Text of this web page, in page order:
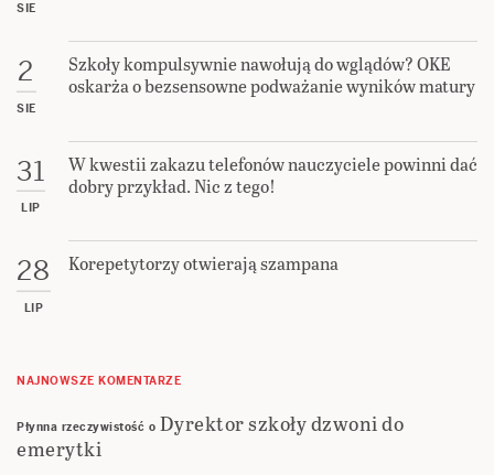
SIE
2
SIE
Szkoły kompulsywnie nawołują do wglądów? OKE
oskarża o bezsensowne podważanie wyników matury
31
LIP
W kwestii zakazu telefonów nauczyciele powinni dać
dobry przykład. Nic z tego!
28
LIP
Korepetytorzy otwierają szampana
NAJNOWSZE KOMENTARZE
Płynna rzeczywistość o Dyrektor szkoły dzwoni do
emerytki